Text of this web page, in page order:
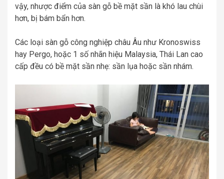
vậy, nhược điểm của sàn gỗ bề mặt sần là khó lau chùi
hơn, bị bám bẩn hơn.
Các loại sàn gỗ công nghiệp châu Âu như Kronoswiss
hay Pergo, hoặc 1 số nhãn hiệu Malaysia, Thái Lan cao
cấp đều có bề mặt sần nhẹ: sần lụa hoặc sần nhám.